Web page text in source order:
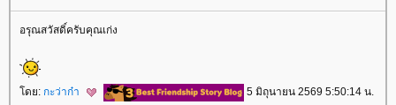
อรุณสวัสดิ์ครับคุณเก่ง
ดย: กะว่าก๋า 5 มิถุนายน 2569 5:50:14 น.